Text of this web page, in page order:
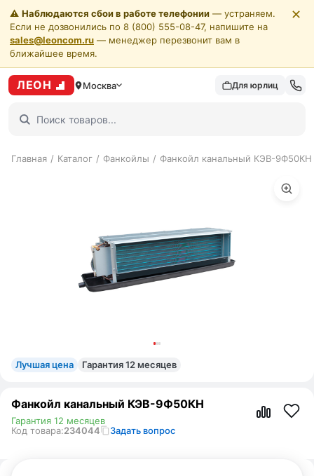
⚠️ Наблюдаются сбои в работе телефонии — устраняем.
Если не дозвонились по 8 (800) 555-08-47, напишите на
sales@leoncom.ru — менеджер перезвонит вам в
ближайшее время.
✕
ЛЕОН Москва Для юрлиц
Главная / Каталог / Фанкойлы / Фанкойл канальный КЭВ-9Ф50КН
Лучшая цена Гарантия 12 месяцев
Фанкойл канальный КЭВ-9Ф50КН
Код товара:234044 Задать вопрос
Гарантия 12 месяцев